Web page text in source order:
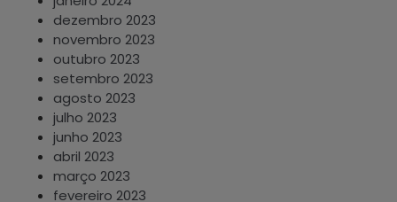
dezembro 2023
novembro 2023
outubro 2023
setembro 2023
agosto 2023
julho 2023
junho 2023
abril 2023
março 2023
fevereiro 2023